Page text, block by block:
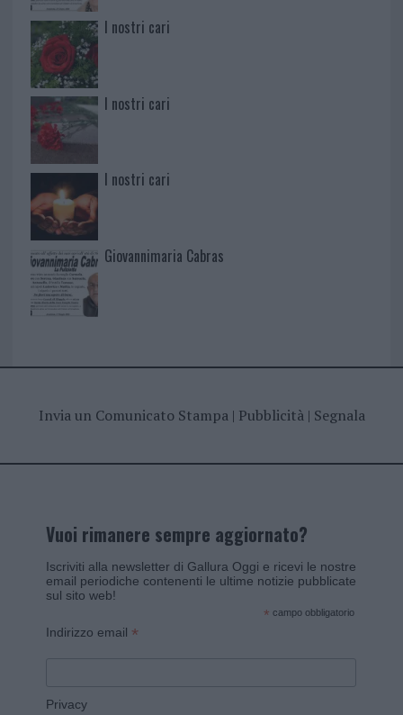
I nostri cari
I nostri cari
I nostri cari
Giovannimaria Cabras
Invia un Comunicato Stampa| Pubblicità| Segnala
Vuoi rimanere sempre aggiornato?
Iscriviti alla newsletter di Gallura Oggi e ricevi le nostre
email periodiche contenenti le ultime notizie pubblicate
sul sito web!
* campo obbligatorio
Indirizzo email *
Privacy